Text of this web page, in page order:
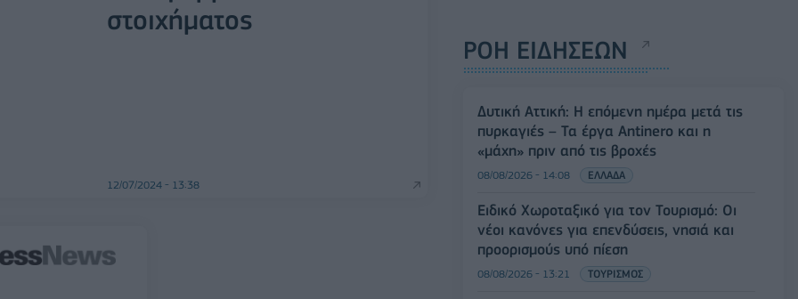
στοιχήματος
12/07/2024 - 13:38
ΡΟΗ ΕΙΔΗΣΕΩΝ
Δυτική Αττική: Η επόμενη ημέρα μετά τις
πυρκαγιές – Τα έργα Antinero και η
«μάχη» πριν από τις βροχές
08/08/2026 - 14:08 ΕΛΛΑΔΑ
Ειδικό Χωροταξικό για τον Τουρισμό: Οι
νέοι κανόνες για επενδύσεις, νησιά και
προορισμούς υπό πίεση
08/08/2026 - 13:21 ΤΟΥΡΙΣΜΟΣ